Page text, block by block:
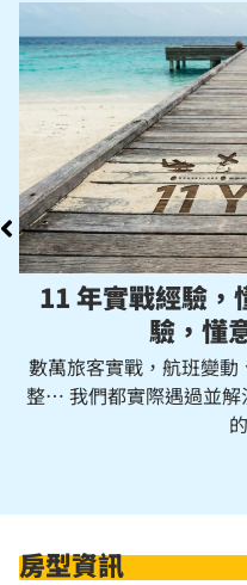
玩轉跟團行
我們團長皆具備PADI潛
玩，還有團長空拍美照與
交
房型資訊